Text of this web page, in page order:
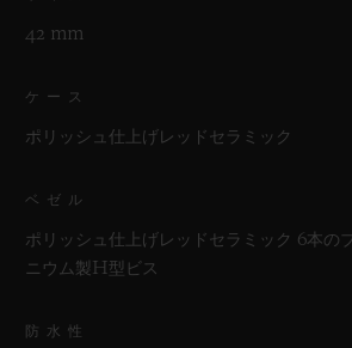
42 mm
ケース
ポリッシュ仕上げレッドセラミック
ベゼル
ポリッシュ仕上げレッドセラミック 6本の
ニウム製H型ビス
防水性